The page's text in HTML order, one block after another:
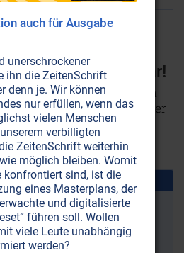
- und sei dankbar!
verändern die Qualität von
Gifte neutralisieren - oder
vergiften.
Öle)
auch für Ausgabe
unerschrockener
ihn die ZeitenSchrift
denn je. Wir können
nur erfüllen, wenn das
vielen Menschen
verbilligten
ZeitenSchrift weiterhin
möglich bleiben. Womit
konfrontiert sind, ist die
eines Masterplans, der
und digitalisierte
führen soll. Wollen
viele Leute unabhängig
werden?